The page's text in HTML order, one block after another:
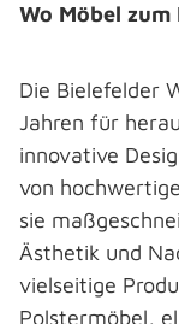
Wo Möbel zum
Die Bielefelder
Jahren für
innovative
von
sie
Ästhetik und
vielseitige
Polstermöbel,